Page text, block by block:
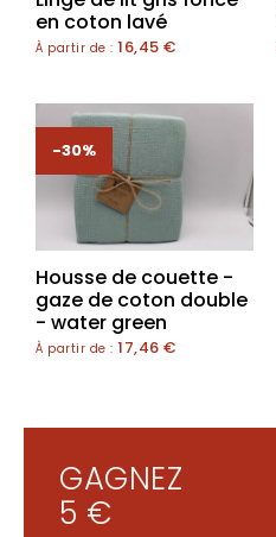
en coton lavé
À partir de : 16,45 €
-30%
Housse de couette -
gaze de coton double
- water green
À partir de : 17,46 €
GAGNEZ
5 €